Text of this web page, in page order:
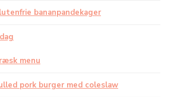
bananpandekager
menu
pork burger med coleslaw